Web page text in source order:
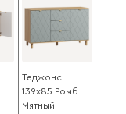
Теджонс
139x85 Ромб
Мятный